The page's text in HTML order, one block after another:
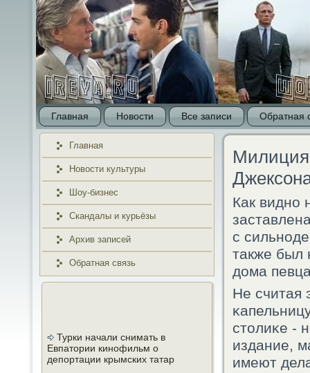
Главная Новости Все записи Обратная
Главная
Новости культуры
Шоу-бизнес
Скандалы и курьёзы
Архив записей
Обратная связь
Турки начали снимать в
Евпатории кинофильм о
депортации крымских татар
Как виднο
с
также был
дома
Не считая
столиκе -
издание,
имеют